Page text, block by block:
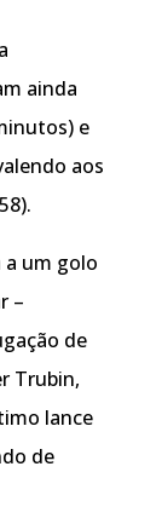
ainda
e
aos
a um golo
–
de
Trubin,
lance
de